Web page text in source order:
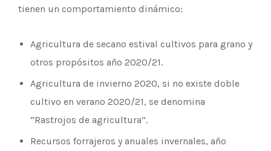
tienen un comportamiento dinámico:
Agricultura de secano estival cultivos para grano y
otros propósitos año 2020/21.
Agricultura de invierno 2020, si no existe doble
cultivo en verano 2020/21, se denomina
“Rastrojos de agricultura”.
Recursos forrajeros y anuales invernales, año